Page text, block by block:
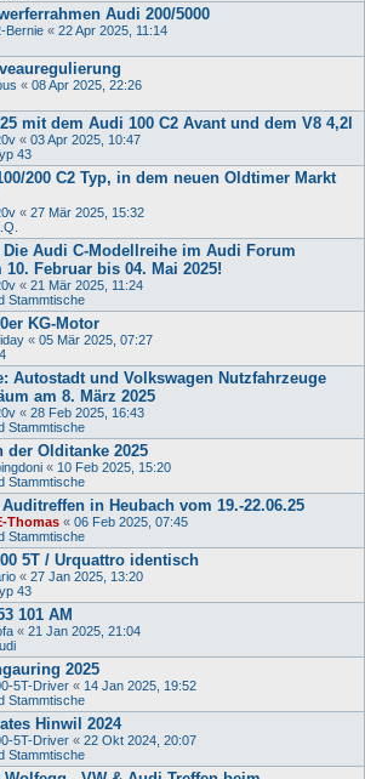
Audi 200/5000
Bernie « 22 Apr 2025, 11:14
« 08 Apr 2025, 22:26
mit dem Audi 100 C2 Avant und dem V8 4,2l
« 03 Apr 2025, 10:47
43
200 C2 Typ, in dem neuen Oldtimer Markt
« 27 Mär 2025, 15:32
Audi C-Modellreihe im Audi Forum
Februar bis 04. Mai 2025!
« 21 Mär 2025, 11:24
Stammtische
KG-Motor
« 05 Mär 2025, 07:27
Autostadt und Volkswagen Nutzfahrzeuge
am 8. März 2025
« 28 Feb 2025, 16:43
Stammtische
der Olditanke 2025
« 10 Feb 2025, 15:20
Stammtische
in Heubach vom 19.-22.06.25
Thomas « 06 Feb 2025, 07:45
Stammtische
5T / Urquattro identisch
« 27 Jan 2025, 13:20
43
101 AM
« 21 Jan 2025, 21:04
2025
5T-Driver « 14 Jan 2025, 19:52
Stammtische
Hinwil 2024
5T-Driver « 22 Okt 2024, 20:07
Stammtische